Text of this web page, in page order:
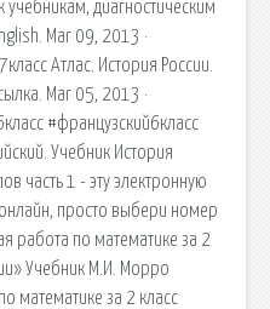
учебникам, диагностическим
Mar 09, 2013 ·
Атлас. История России.
Mar 05, 2013 ·
#французский6класс
Учебник История
часть 1 - эту электронную
просто выбери номер
работа по математике за 2
Учебник М.И. Морро
математике за 2 класс